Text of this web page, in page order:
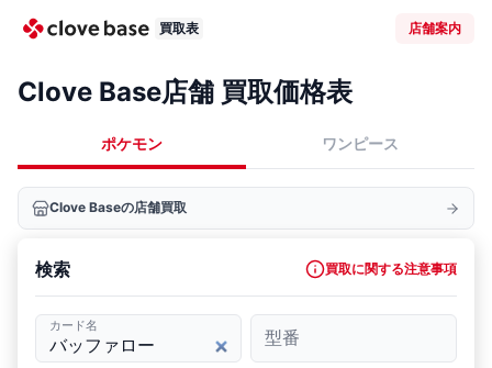
買取表 店舗案内
Clove Base店舗 買取価格表
ポケモン ワンピース
Clove Baseの店舗買取
検索 買取に関する注意事項
カード名
型番